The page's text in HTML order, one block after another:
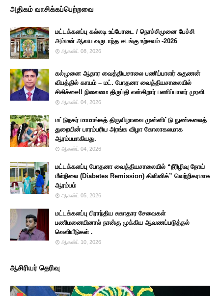
அதிகம் வாசிக்கப்பெற்றவை
மட்டக்களப்பு கல்லடி உப்போடை / நொச்சிமுனை பேச்சி
அம்மன் ஆலய வருடாந்த சடங்கு உற்சவம் -2026
ஆகஸ்ட் 08, 2026
கல்முனை ஆதார வைத்தியசாலை பணிப்பாளர் சுகுணன்
விபத்தில் காயம் – மட். போதனா வைத்தியசாலையில்
சிகிச்சை!! நிலைமை திருப்தி என்கிறார் பணிப்பாளர் முரளி
ஆகஸ்ட் 04, 2026
மட்டுநகர் மாமாங்கத் திருவிழாவை முன்னிட்டு நுண்கலைத்
துறையின் பாரம்பரிய அரங்க விழா கோலாகலமாக
ஆரம்பமாகியது.
ஆகஸ்ட் 04, 2026
மட்டக்களப்பு போதனா வைத்தியசாலையில் “நீரிழிவு நோய்
மீள்நிலை (Diabetes Remission) கிளினிக்” வெற்றிகரமாக
ஆரம்பம்
ஆகஸ்ட் 05, 2026
மட்டக்களப்பு பிராந்திய சுகாதார சேவைகள்
பணிமனையினால் நான்கு முக்கிய ஆவணப்படுத்தல்
வெளியீடுகள் .
ஆகஸ்ட் 10, 2026
ஆசிரியர் தெரிவு